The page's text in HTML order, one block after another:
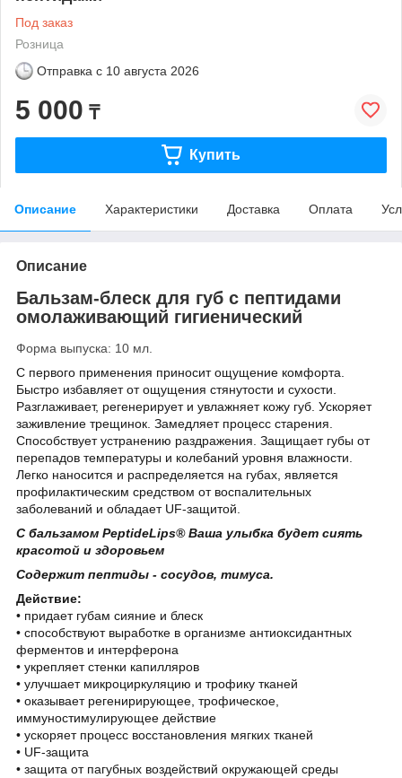
Под заказ
Розница
Отправка с 10 августа 2026
5 000 ₸
Купить
Описание Характеристики Доставка Оплата
Описание
Бальзам-блеск для губ с пептидами
омолаживающий гигиенический
Форма выпуска: 10 мл.
С первого применения приносит ощущение комфорта.
Быстро избавляет от ощущения стянутости и сухости.
Разглаживает, регенерирует и увлажняет кожу губ. Ускоряет
заживление трещинок. Замедляет процесс старения.
Способствует устранению раздражения. Защищает губы от
перепадов температуры и колебаний уровня влажности.
Легко наносится и распределяется на губах, является
профилактическим средством от воспалительных
заболеваний и обладает UF-защитой.
С бальзамом PeptideLips® Ваша улыбка будет сиять
красотой и здоровьем
Содержит пептиды - сосудов, тимуса.
Действие:
• придает губам сияние и блеск
• способствуют выработке в организме антиоксидантных
ферментов и интерферона
• укрепляет стенки капилляров
• улучшает микроциркуляцию и трофику тканей
• оказывает регенирирующее, трофическое,
иммуностимулирующее действие
• ускоряет процесс восстановления мягких тканей
• UF-защита
• защита от пагубных воздействий окружающей среды